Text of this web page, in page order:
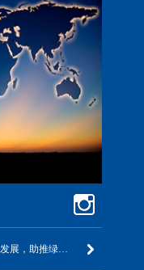
玉成咨询助力企业绿色低碳发展，助推绿色制造体系建设！